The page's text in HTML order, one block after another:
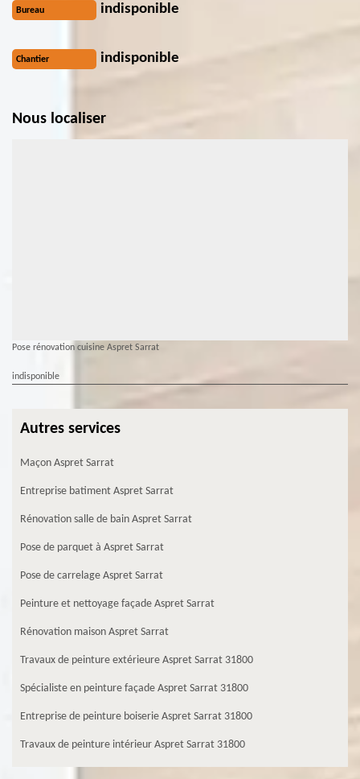
Bureau indisponible
Chantier indisponible
Nous localiser
Pose rénovation cuisine Aspret Sarrat
indisponible
Autres services
Maçon Aspret Sarrat
Entreprise batiment Aspret Sarrat
Rénovation salle de bain Aspret Sarrat
Pose de parquet à Aspret Sarrat
Pose de carrelage Aspret Sarrat
Peinture et nettoyage façade Aspret Sarrat
Rénovation maison Aspret Sarrat
Travaux de peinture extérieure Aspret Sarrat 31800
Spécialiste en peinture façade Aspret Sarrat 31800
Entreprise de peinture boiserie Aspret Sarrat 31800
Travaux de peinture intérieur Aspret Sarrat 31800